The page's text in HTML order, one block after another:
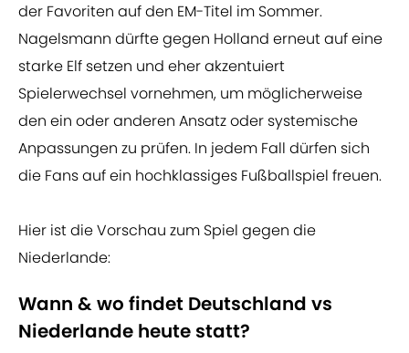
der Favoriten auf den EM-Titel im Sommer.
Nagelsmann dürfte gegen Holland erneut auf eine
starke Elf setzen und eher akzentuiert
Spielerwechsel vornehmen, um möglicherweise
den ein oder anderen Ansatz oder systemische
Anpassungen zu prüfen. In jedem Fall dürfen sich
die Fans auf ein hochklassiges Fußballspiel freuen.
Hier ist die Vorschau zum Spiel gegen die
Niederlande:
Wann & wo findet Deutschland vs
Niederlande heute statt?